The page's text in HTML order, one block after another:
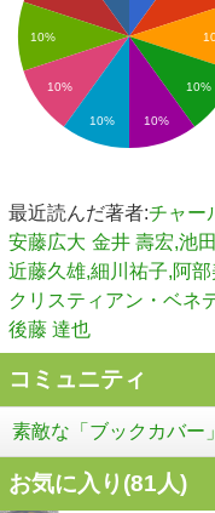
10%
10%
10%
10% 10%
最近読んだ著者:チャー
安藤広大 金井 壽宏,池
近藤久雄,細川祐子,阿部
クリスティアン・ベネ
後藤 達也
コミュニティ
素敵な「ブックカバー
お気に入り(81人)